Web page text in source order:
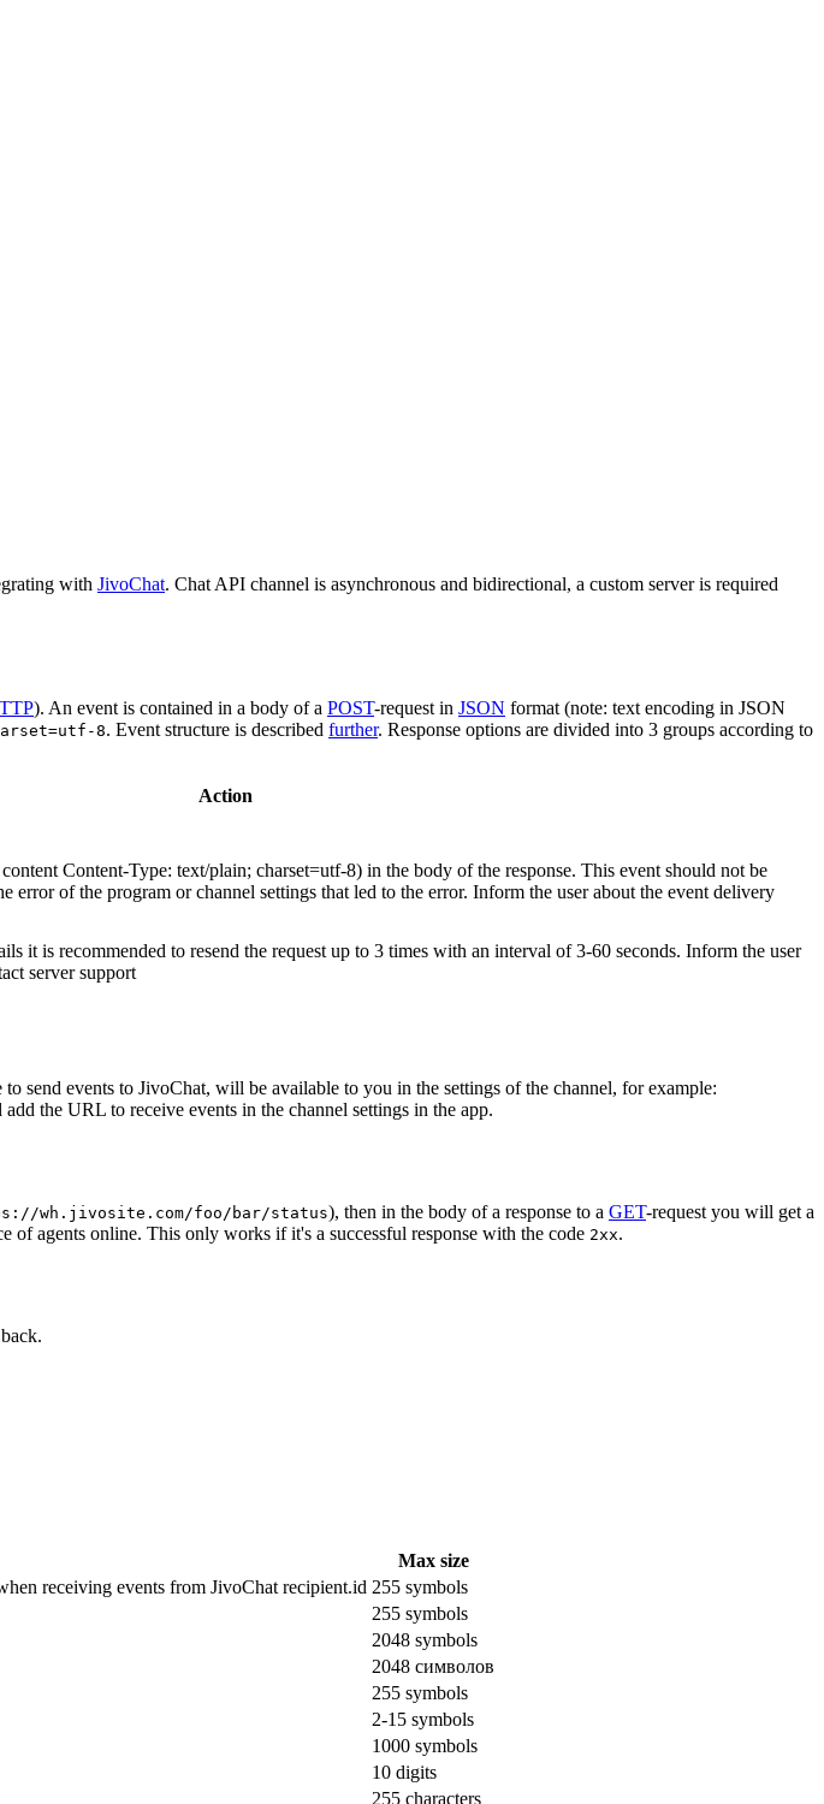
with JivoChat. Chat API channel is asynchronous and bidirectional, a custom server is required
). An event is contained in a body of a POST-request in JSON format (note: text encoding in JSON
8. Event structure is described further. Response options are divided into 3 groups according to
Action
Content-Type: text/plain; charset=utf-8) in the body of the response. This event should not be
error of the program or channel settings that led to the error. Inform the user about the event delivery
it is recommended to resend the request up to 3 times with an interval of 3-60 seconds. Inform the user
server support
to send events to JivoChat, will be available to you in the settings of the channel, for example:
the URL to receive events in the channel settings in the app.
wh.jivosite.com/foo/bar/status), then in the body of a response to a GET-request you will get a
of agents online. This only works if it's a successful response with the code 2xx.
Max size
receiving events from JivoChat recipient.id 255 symbols
255 symbols
2048 symbols
2048 символов
255 symbols
2-15 symbols
1000 symbols
10 digits
255 characters